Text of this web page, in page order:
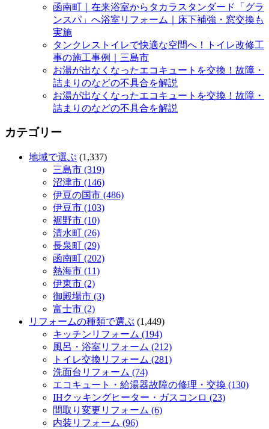
函南町｜在来浴室からタカラスタンダード「グラ
ンスパ」へ浴室リフォーム｜床下補強・窓交換も
実施
タンクレストイレで快適な空間へ！トイレ改修工
事の施工事例｜三島市
お湯が出なくなったエコキュートを交換！故障・
詰まりのなどの不具合を解説
お湯が出なくなったエコキュートを交換！故障・
詰まりのなどの不具合を解説
カテゴリー
地域で選ぶ (1,337)
三島市 (319)
沼津市 (146)
伊豆の国市 (486)
伊豆市 (103)
裾野市 (10)
清水町 (26)
長泉町 (29)
函南町 (202)
熱海市 (11)
伊東市 (2)
御殿場市 (3)
富士市 (2)
リフォームの種類で選ぶ (1,449)
キッチンリフォーム (194)
風呂・浴室リフォーム (212)
トイレ交換リフォーム (281)
洗面台リフォーム (74)
エコキュート・給湯器故障の修理・交換 (130)
IHクッキングヒーター・ガスコンロ (23)
間取り変更リフォーム (6)
内装リフォーム (96)